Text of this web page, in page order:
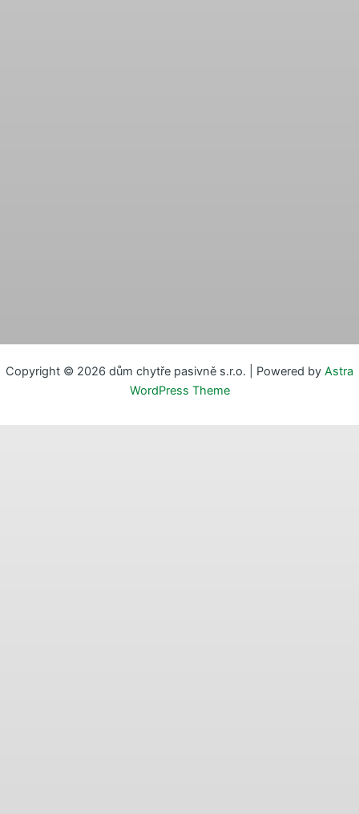
Copyright © 2026 dům chytře pasivně s.r.o. | Powered by Astra
WordPress Theme